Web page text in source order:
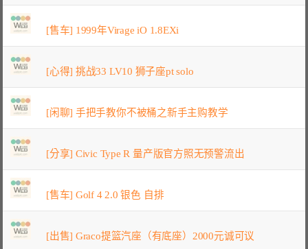
[售车] 1999年Virage iO 1.8EXi
[心得] 挑战33 LV10 狮子座pt solo
[闲聊] 手把手教你不被桶之新手主购教学
[分享] Civic Type R 量产版官方照无预警流出
[售车] Golf 4 2.0 银色 自排
[出售] Graco提篮汽座（有底座）2000元诚可议